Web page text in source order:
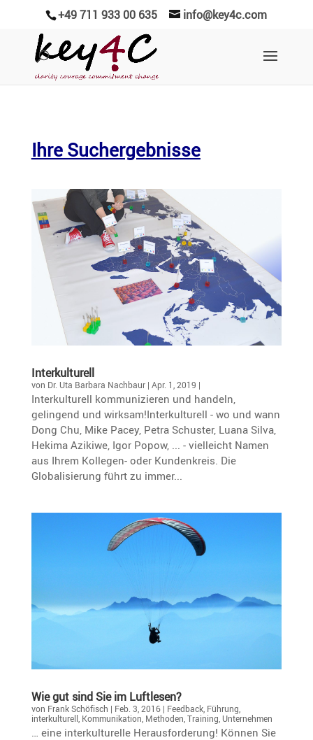
+49 711 933 00 635 info@key4c.com
Ihre Suchergebnisse
Inter­kul­tu­rell
von Dr. Uta Barbara Nachbaur| Apr. 1, 2019 |
Interkulturell kommunizieren und handeln,
gelingend und wirksam!Interkulturell - wo und wann
Dong Chu, Mike Pacey, Petra Schuster, Luana Silva,
Hekima Azikiwe, Igor Popow, ... - vielleicht Namen
aus Ihrem Kollegen- oder Kundenkreis. Die
Globalisierung führt zu immer...
Wie gut sind Sie im Luftlesen?
von Frank Schöfisch | Feb. 3, 2016| Feedback, Führung
interkulturell Kommunikation Methoden Training Unternehmen
… eine inter­kul­tu­relle Heraus­for­de­rung! Können Sie